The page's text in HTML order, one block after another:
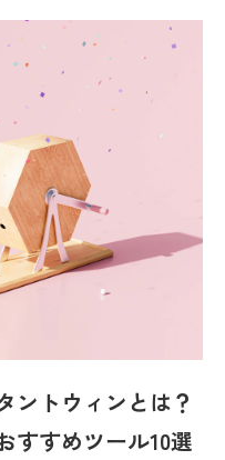
ントウィンとは？
すすめツール10選